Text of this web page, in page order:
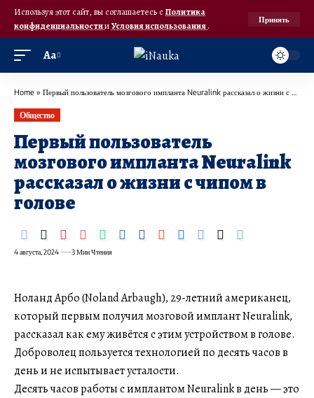
Используя этот сайт, вы соглашаетесь с Политика
конфиденциальностииУсловия использования.
Принять
Аа
Home » Первый пользователь мозгового импланта Neuralink рассказал о жизни с чипом в голове
Общество
Первый пользователь
мозгового импланта Neuralink
рассказал о жизни с чипом в
голове
4 августа, 2024 3 Мин Чтения
Ноланд Арбо (Noland Arbaugh), 29-летний американец,
который первым получил мозговой имплант Neuralink,
рассказал как ему живётся с этим устройством в голове.
Доброволец пользуется технологией по десять часов в
день и не испытывает усталости.
Десять часов работы с имплантом Neuralink в день — это